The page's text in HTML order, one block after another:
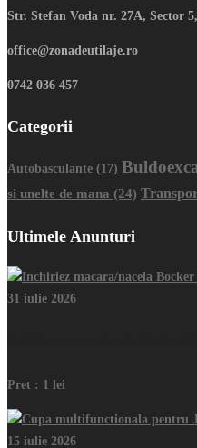
Str. Stefan Voda nr. 27A, Sector
office@zonadeutilaje.ro
0742 036 457
Categorii
Autobasculante (17)
si unelte de mana (24)
Ultimele Anunturi
31 iulie 2026
Pret : 1 lei
15 iulie 2026